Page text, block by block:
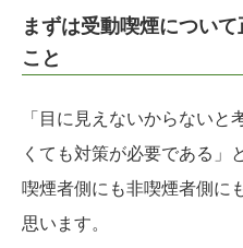
まずは受動喫煙につい
こと
「目に見えないからない
くても対策が必要である」
喫煙者側にも非喫煙者側に
思います。